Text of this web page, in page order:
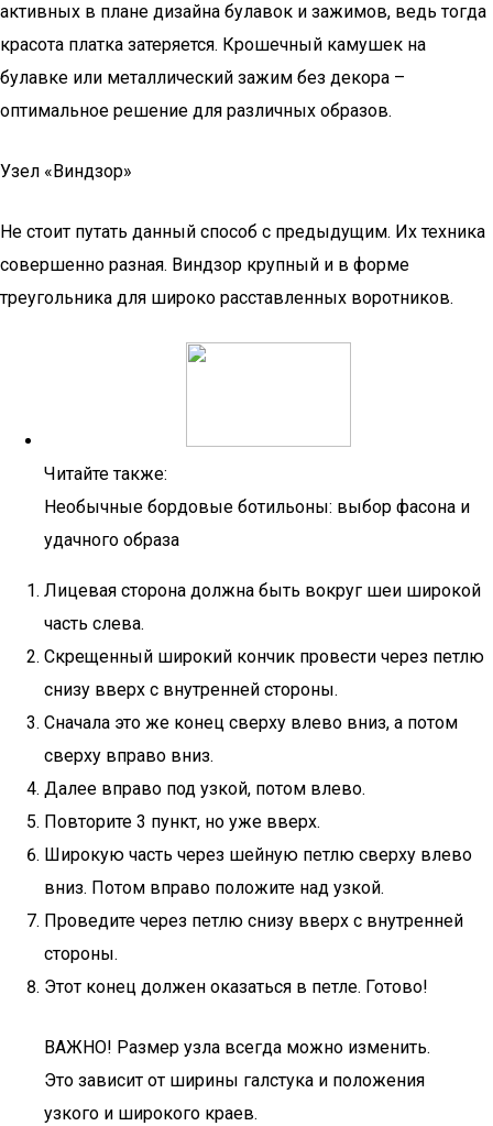
активных в плане дизайна булавок и зажимов, ведь тогда
красота платка затеряется. Крошечный камушек на
булавке или металлический зажим без декора –
оптимальное решение для различных образов.
Узел «Виндзор»
Не стоит путать данный способ с предыдущим. Их техника
совершенно разная. Виндзор крупный и в форме
треугольника для широко расставленных воротников.
Читайте также:
Необычные бордовые ботильоны: выбор фасона и
удачного образа
Лицевая сторона должна быть вокруг шеи широкой
часть слева.
Скрещенный широкий кончик провести через петлю
снизу вверх с внутренней стороны.
Сначала это же конец сверху влево вниз, а потом
сверху вправо вниз.
Далее вправо под узкой, потом влево.
Повторите 3 пункт, но уже вверх.
Широкую часть через шейную петлю сверху влево
вниз. Потом вправо положите над узкой.
Проведите через петлю снизу вверх с внутренней
стороны.
Этот конец должен оказаться в петле. Готово!
ВАЖНО! Размер узла всегда можно изменить.
Это зависит от ширины галстука и положения
узкого и широкого краев.